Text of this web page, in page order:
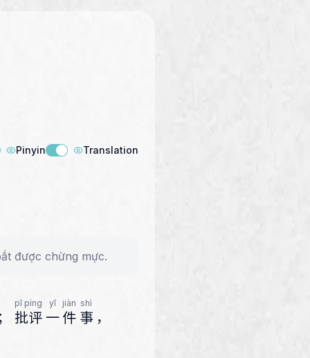
Pinyin Translation
được chừng mực.
pī píng
批评
yī
一
jiàn
件
shì
事 ，